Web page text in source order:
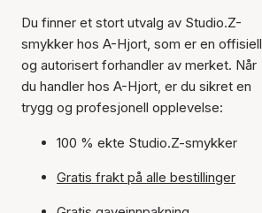
Du finner et stort utvalg av Studio.Z-
smykker hos A-Hjort, som er en offisiell
og autorisert forhandler av merket. Når
du handler hos A-Hjort, er du sikret en
trygg og profesjonell opplevelse:
100 % ekte Studio.Z-smykker
Gratis frakt på alle bestillinger